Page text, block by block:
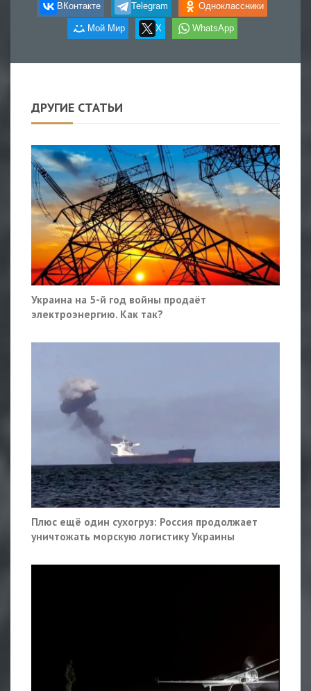
ВКонтакте Telegram Одноклассники
Мой Мир X WhatsApp
ДРУГИЕ СТАТЬИ
Украина на 5-й год войны продаёт
электроэнергию. Как так?
Плюс ещё один сухогруз: Россия продолжает
уничтожать морскую логистику Украины